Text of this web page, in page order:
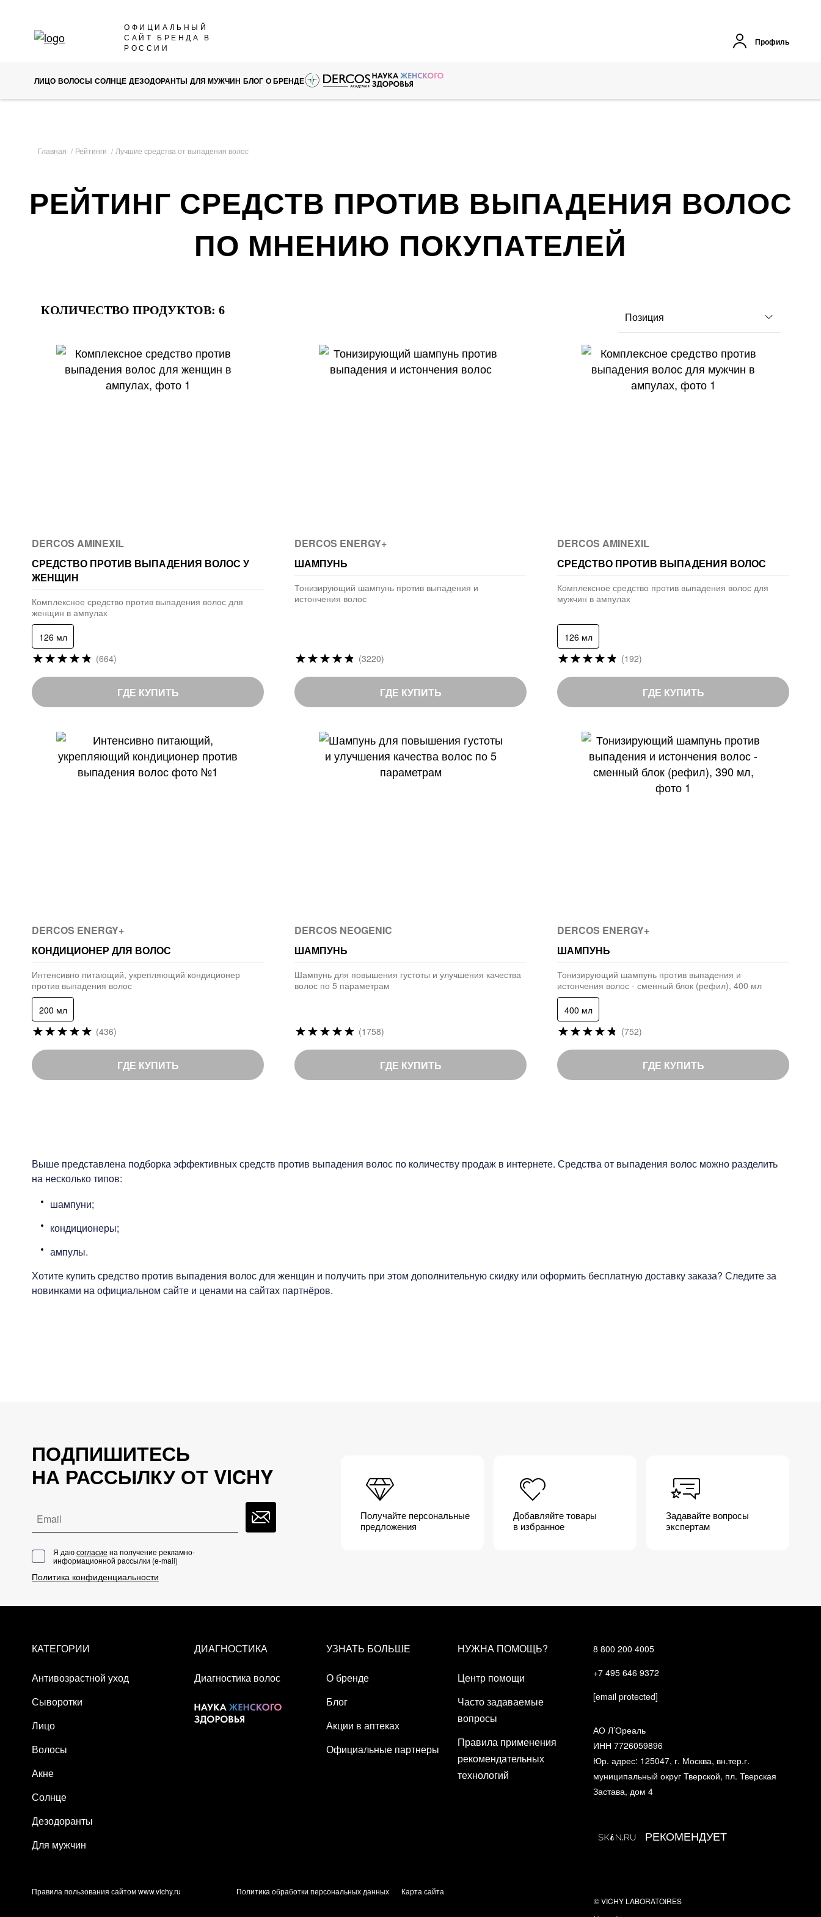
ОФИЦИАЛЬНЫЙ
САЙТ БРЕНДА В
РОССИИ
Профиль
ЛИЦО ВОЛОСЫ СОЛНЦЕ ДЕЗОДОРАНТЫ ДЛЯ МУЖЧИН БЛОГ О БРЕНДЕ
Главная Рейтинги Лучшие средства от выпадения волос
РЕЙТИНГ СРЕДСТВ ПРОТИВ ВЫПАДЕНИЯ ВОЛОС
ПО МНЕНИЮ ПОКУПАТЕЛЕЙ
КОЛИЧЕСТВО ПРОДУКТОВ: 6
DERCOS AMINEXIL
СРЕДСТВО ПРОТИВ ВЫПАДЕНИЯ ВОЛОС У
ЖЕНЩИН
Комплексное средство против выпадения волос для
женщин в ампулах
126 мл
Рейтинг:
of
100
(664)
ГДЕ КУПИТЬ
DERCOS ENERGY+
ШАМПУНЬ
Тонизирующий шампунь против выпадения и
истончения волос
Рейтинг:
of
100
(3220)
ГДЕ КУПИТЬ
DERCOS AMINEXIL
СРЕДСТВО ПРОТИВ ВЫПАДЕНИЯ ВОЛОС
Комплексное средство против выпадения волос для
мужчин в ампулах
126 мл
Рейтинг:
of
100
(192)
ГДЕ КУПИТЬ
DERCOS ENERGY+
КОНДИЦИОНЕР ДЛЯ ВОЛОС
Интенсивно питающий, укрепляющий кондиционер
против выпадения волос
200 мл
Рейтинг:
of
100
(436)
ГДЕ КУПИТЬ
DERCOS NEOGENIC
ШАМПУНЬ
Шампунь для повышения густоты и улучшения качества
волос по 5 параметрам
Рейтинг:
of
100
(1758)
ГДЕ КУПИТЬ
DERCOS ENERGY+
ШАМПУНЬ
Тонизирующий шампунь против выпадения и
истончения волос - сменный блок (рефил), 400 мл
400 мл
Рейтинг:
of
100
(752)
ГДЕ КУПИТЬ
Выше представлена подборка эффективных средств против выпадения волос по количеству продаж в интернете. Средства от выпадения волос можно разделить
на несколько типов:
шампуни;
кондиционеры;
ампулы.
Хотите купить средство против выпадения волос для женщин и получить при этом дополнительную скидку или оформить бесплатную доставку заказа? Следите за
новинками на официальном сайте и ценами на сайтах партнёров.
ПОДПИШИТЕСЬ
НА РАССЫЛКУ ОТ VICHY
Получайте персональные
предложения
Добавляйте товары
в избранное
Задавайте вопросы
экспертам
Email
Я даюсогласие на получение рекламно-
информационной рассылки (e-mail)
Политика конфиденциальности
8 800 200 4005
+7 495 646 9372
[email protected]
АО Л’Ореаль
ИНН 7726059896
Юр. адрес: 125047, г. Москва, вн.тер.г.
муниципальный округ Тверской, пл. Тверская
Застава, дом 4
РЕКОМЕНДУЕТ
КАТЕГОРИИ
Антивозрастной уход
Сыворотки
Лицо
Волосы
Акне
Солнце
Дезодоранты
Для мужчин
ДИАГНОСТИКА
Диагностика волос
УЗНАТЬ БОЛЬШЕ
О бренде
Блог
Акции в аптеках
Официальные партнеры
НУЖНА ПОМОЩЬ?
Центр помощи
Часто задаваемые
вопросы
Правила применения
рекомендательных
технологий
Правила пользования сайтом www.vichy.ru Политика обработки персональных данных
Карта сайта
© VICHY LABORATOIRES